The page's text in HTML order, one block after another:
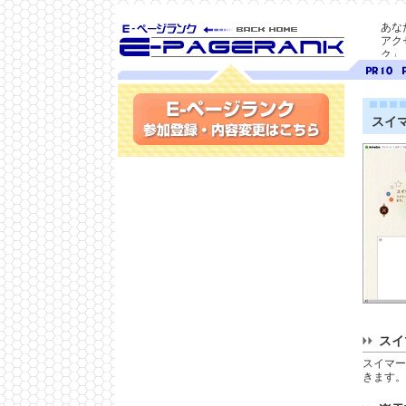
SEO対策に E-ページ
ランク
あな
アク
ク」
ランク
10
9
スイ
ス
スイマ
きます。
参加登録(無料)・内容変更